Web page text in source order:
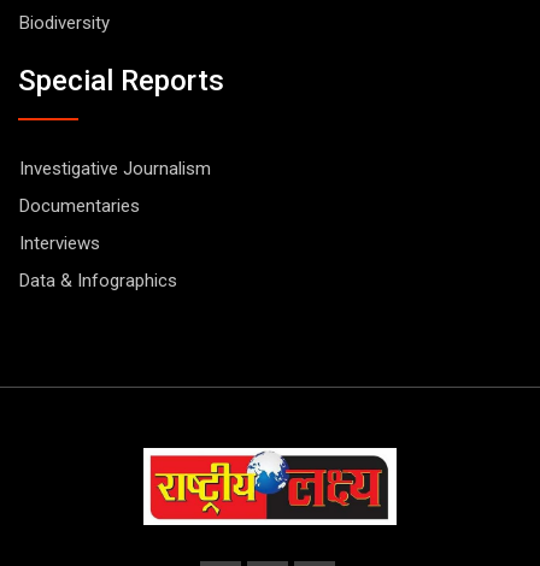
Biodiversity
Special Reports
Investigative Journalism
Documentaries
Interviews
Data & Infographics